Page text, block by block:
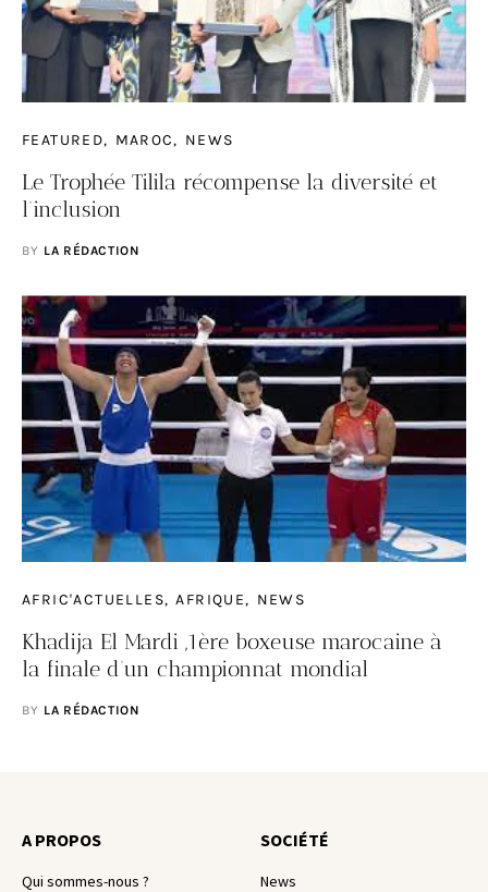
FEATURED MAROC NEWS
Le Trophée Tilila récompense la diversité et
l’inclusion
BY LA RÉDACTION
AFRIC'ACTUELLES AFRIQUE NEWS
Khadija El Mardi ,1ère boxeuse marocaine à
la finale d’un championnat mondial
BY LA RÉDACTION
A PROPOS
Qui sommes-nous ?
SOCIÉTÉ
News